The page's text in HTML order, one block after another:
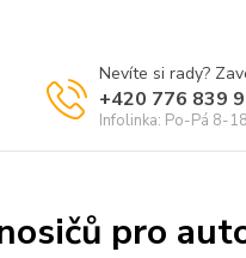
Nevíte si rady?
+420 776 839
Infolinka: Po-Pá 8-
pro